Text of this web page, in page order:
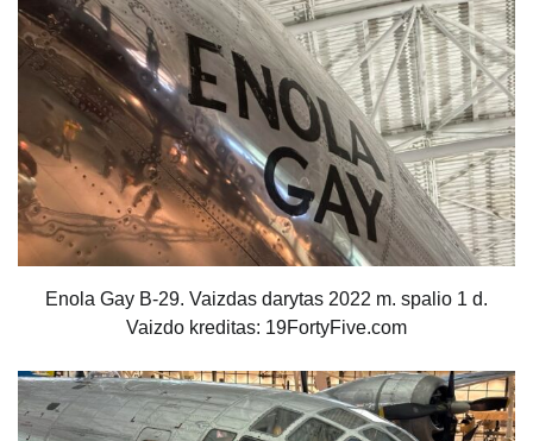
Enola Gay B-29. Vaizdas darytas 2022 m. spalio 1 d.
Vaizdo kreditas: 19FortyFive.com